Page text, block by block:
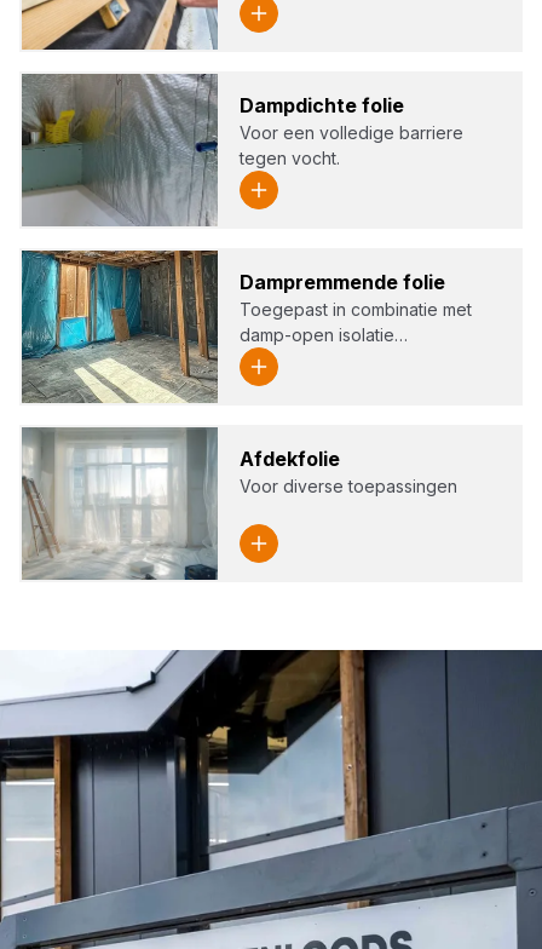
Damp­dich­te folie
Voor een volledige barriere
tegen vocht.
Dam­p­rem­men­de folie
Toegepast in combinatie met
damp-open isolatie…
Afdek­fo­lie
Voor diverse toepassingen